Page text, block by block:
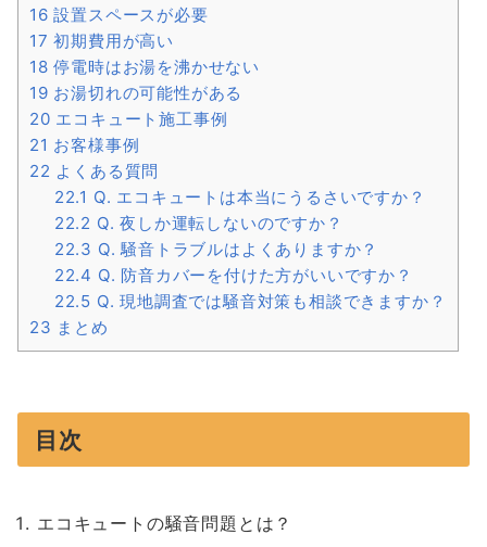
16 設置スペースが必要
17 初期費用が高い
18 停電時はお湯を沸かせない
19 お湯切れの可能性がある
20 エコキュート施工事例
21 お客様事例
22 よくある質問
22.1 Q. エコキュートは本当にうるさいですか？
22.2 Q. 夜しか運転しないのですか？
22.3 Q. 騒音トラブルはよくありますか？
22.4 Q. 防音カバーを付けた方がいいですか？
22.5 Q. 現地調査では騒音対策も相談できますか？
23 まとめ
目次
エコキュートの騒音問題とは？